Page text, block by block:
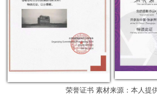
荣誉证书 素材来源：本人提